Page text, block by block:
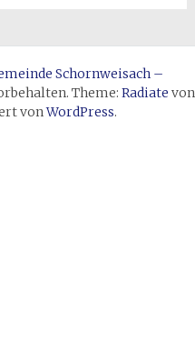
Schornweisach –
Theme: Radiate von
vonWordPress.